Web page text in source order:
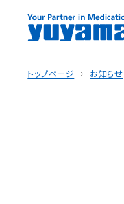
トップページ お知らせ